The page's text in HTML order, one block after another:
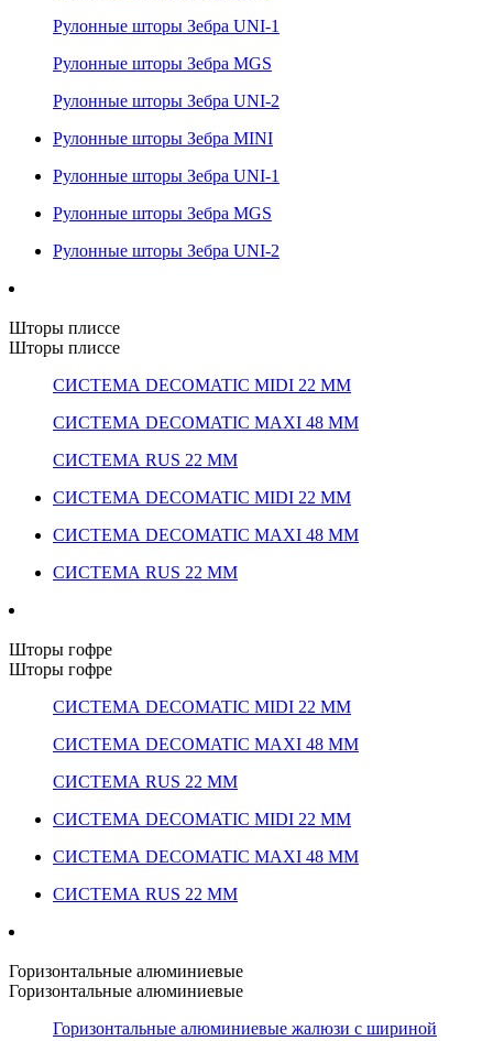
Рулонные шторы Зебра UNI-1
Рулонные шторы Зебра MGS
Рулонные шторы Зебра UNI-2
Рулонные шторы Зебра MINI
Рулонные шторы Зебра UNI-1
Рулонные шторы Зебра MGS
Рулонные шторы Зебра UNI-2
Шторы плиссе
Шторы плиссе
СИСТЕМА DECOMATIC MIDI 22 ММ
СИСТЕМА DECOMATIC MAXI 48 ММ
СИСТЕМА RUS 22 ММ
СИСТЕМА DECOMATIC MIDI 22 ММ
СИСТЕМА DECOMATIC MAXI 48 ММ
СИСТЕМА RUS 22 ММ
Шторы гофре
Шторы гофре
СИСТЕМА DECOMATIC MIDI 22 ММ
СИСТЕМА DECOMATIC MAXI 48 ММ
СИСТЕМА RUS 22 ММ
СИСТЕМА DECOMATIC MIDI 22 ММ
СИСТЕМА DECOMATIC MAXI 48 ММ
СИСТЕМА RUS 22 ММ
Горизонтальные алюминиевые
Горизонтальные алюминиевые
Горизонтальные алюминиевые жалюзи с шириной